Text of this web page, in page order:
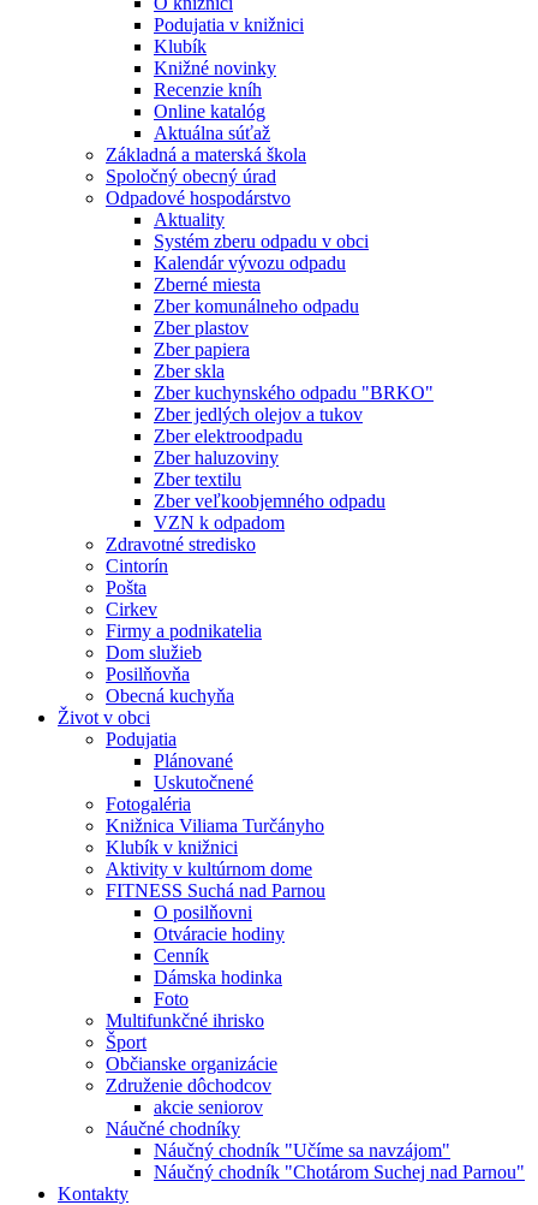
Podujatia v knižnici
Klubík
Knižné novinky
Recenzie kníh
Online katalóg
Aktuálna súťaž
Základná a materská škola
Spoločný obecný úrad
Odpadové hospodárstvo
Aktuality
Systém zberu odpadu v obci
Kalendár vývozu odpadu
Zberné miesta
Zber komunálneho odpadu
Zber plastov
Zber papiera
Zber skla
Zber kuchynského odpadu "BRKO"
Zber jedlých olejov a tukov
Zber elektroodpadu
Zber haluzoviny
Zber textilu
Zber veľkoobjemného odpadu
VZN k odpadom
Zdravotné stredisko
Cintorín
Pošta
Cirkev
Firmy a podnikatelia
Dom služieb
Posilňovňa
Obecná kuchyňa
Život v obci
Podujatia
Plánované
Uskutočnené
Fotogaléria
Knižnica Viliama Turčányho
Klubík v knižnici
Aktivity v kultúrnom dome
FITNESS Suchá nad Parnou
O posilňovni
Otváracie hodiny
Cenník
Dámska hodinka
Foto
Multifunkčné ihrisko
Šport
Občianske organizácie
Združenie dôchodcov
akcie seniorov
Náučné chodníky
Náučný chodník "Učíme sa navzájom"
Náučný chodník "Chotárom Suchej nad Parnou"
Kontakty